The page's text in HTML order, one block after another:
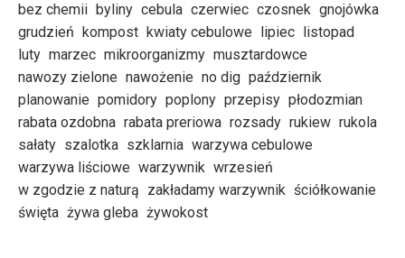
bez chemii byliny cebula czerwiec czosnek gnojówka
grudzień kompost kwiaty cebulowe lipiec listopad
luty marzec mikroorganizmy musztardowce
nawozy zielone nawożenie no dig październik
planowanie pomidory poplony przepisy płodozmian
rabata ozdobna rabata preriowa rozsady rukiew rukola
sałaty szalotka szklarnia warzywa cebulowe
warzywa liściowe warzywnik wrzesień
w zgodzie z naturą zakładamy warzywnik ściółkowanie
święta żywa gleba żywokost